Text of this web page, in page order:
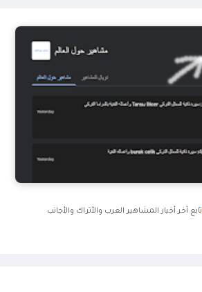
تابع آخر أخبار المشاهير العرب والأتراك والأجانب